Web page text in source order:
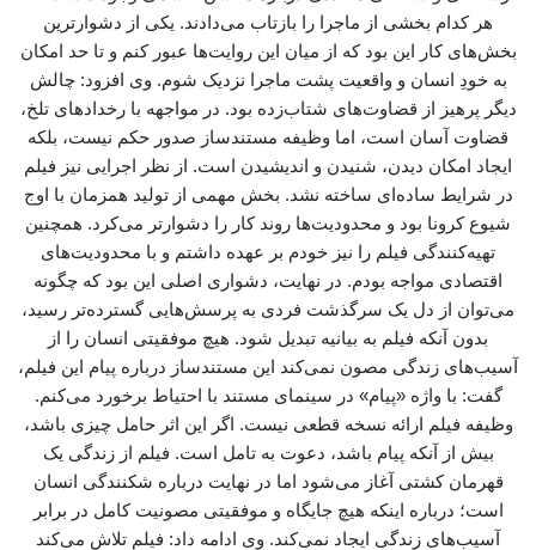
هر کدام بخشی از ماجرا را بازتاب می‌دادند. یکی از دشوارترین
بخش‌های کار این بود که از میان این روایت‌ها عبور کنم و تا حد امکان
به خودِ انسان و واقعیت پشت ماجرا نزدیک شوم. وی افزود: چالش
دیگر پرهیز از قضاوت‌های شتاب‌زده بود. در مواجهه با رخدادهای تلخ،
قضاوت آسان است، اما وظیفه مستندساز صدور حکم نیست، بلکه
ایجاد امکان دیدن، شنیدن و اندیشیدن است. از نظر اجرایی نیز فیلم
در شرایط ساده‌ای ساخته نشد. بخش مهمی از تولید همزمان با اوج
شیوع کرونا بود و محدودیت‌ها روند کار را دشوارتر می‌کرد. همچنین
تهیه‌کنندگی فیلم را نیز خودم بر عهده داشتم و با محدودیت‌های
اقتصادی مواجه بودم. در نهایت، دشواری اصلی این بود که چگونه
می‌توان از دل یک سرگذشت فردی به پرسش‌هایی گسترده‌تر رسید،
بدون آنکه فیلم به بیانیه تبدیل شود. هیچ موفقیتی انسان را از
آسیب‌های زندگی مصون نمی‌کند این مستندساز درباره پیام این فیلم،
گفت: با واژه «پیام» در سینمای مستند با احتیاط برخورد می‌کنم.
وظیفه فیلم ارائه نسخه قطعی نیست. اگر این اثر حامل چیزی باشد،
بیش از آنکه پیام باشد، دعوت به تامل است. فیلم از زندگی یک
قهرمان کشتی آغاز می‌شود اما در نهایت درباره شکنندگی انسان
است؛ درباره اینکه هیچ جایگاه و موفقیتی مصونیت کامل در برابر
آسیب‌های زندگی ایجاد نمی‌کند. وی ادامه داد: فیلم تلاش می‌کند